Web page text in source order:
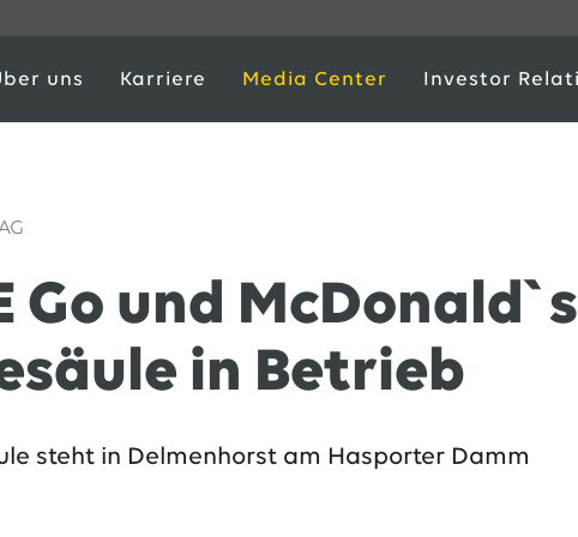
uns Karriere Media Center Investor
Go und
in Betrieb
steht in Delmenhorst am Hasporter Damm